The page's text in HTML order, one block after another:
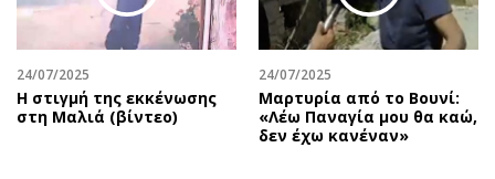
24/07/2025
H στιγμή της εκκένωσης
στη Μαλιά (βίντεο)
24/07/2025
Μαρτυρία από το Βουνί:
«Λέω Παναγία μου θα καώ,
δεν έχω κανέναν»